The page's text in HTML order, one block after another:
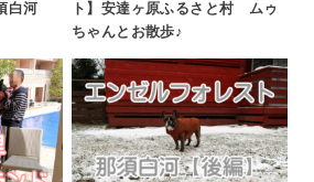
白河
ト】安達ヶ原ふるさと村 ムゥ
ちゃんとお散歩♪